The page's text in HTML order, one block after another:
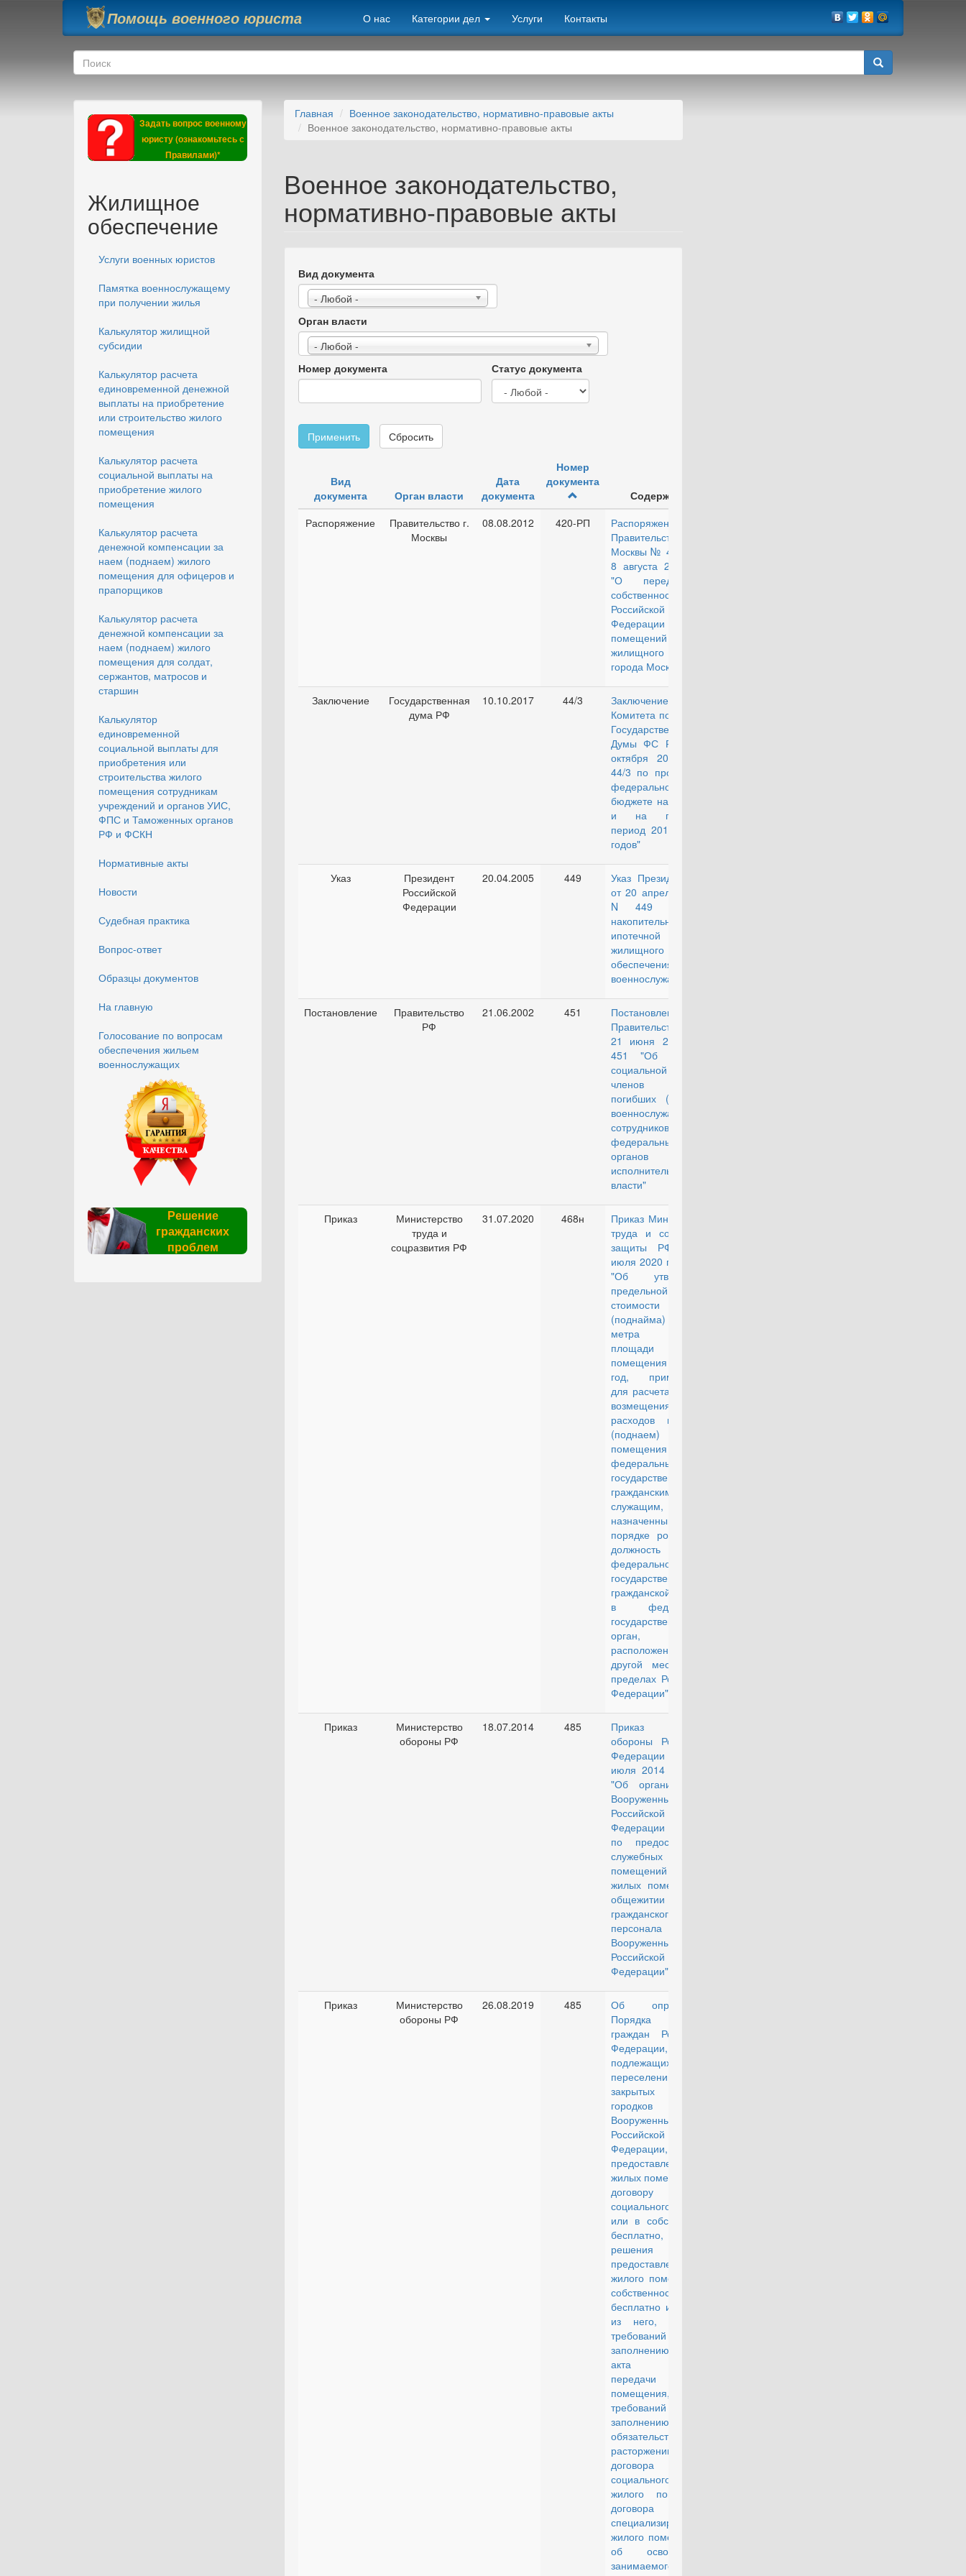
Перейти к основному содержанию
Помощь военного юриста О нас Категории дел Услуги Контакты
Форма поиска
Поиск
Задать вопрос военному
юристу (ознакомьтесь с
Правилами)*
Жилищное
обеспечение
Услуги военных юристов
Памятка военнослужащему
при получении жилья
Калькулятор жилищной
субсидии
Калькулятор расчета
единовременной денежной
выплаты на приобретение
или строительство жилого
помещения
Калькулятор расчета
социальной выплаты на
приобретение жилого
помещения
Калькулятор расчета
денежной компенсации за
наем (поднаем) жилого
помещения для офицеров и
прапорщиков
Калькулятор расчета
денежной компенсации за
наем (поднаем) жилого
помещения для солдат,
сержантов, матросов и
старшин
Калькулятор
единовременной
социальной выплаты для
приобретения или
строительства жилого
помещения сотрудникам
учреждений и органов УИС,
ФПС и Таможенных органов
РФ и ФСКН
Нормативные акты
Новости
Судебная практика
Вопрос-ответ
Образцы документов
На главную
Голосование по вопросам
обеспечения жильем
военнослужащих
Решение
гражданских
проблем
Главная
Военное законодательство, нормативно-правовые акты
Военное законодательство, нормативно-правовые акты
Военное законодательство,
нормативно-правовые акты
Вид документа
- Любой -
Орган власти
- Любой -
Номер документа
Статус документа
Применить Сбросить
Вид
документа
Орган власти
Дата
документа
Номер
документа
Содержимое
Распоряжение
Правительство г.
Москвы
08.08.2012 420-РП
Распоряжение
Правительства
Москвы № 420-РП от
8 августа 2012 года
"О передаче в
собственность
Российской
Федерации жилых
помещений
жилищного фонда
города Москвы"
Заключение
Государственная
дума РФ
10.10.2017 44/3
Заключение
Комитета по обороне
Государственной
Думы ФС РФ от 10
октября 2017 г. №
44/3 по проекту " О
федеральном
бюджете на 2018 год
и на плановый
период 2019 и 2020
годов"
Указ
Президент
Российской
Федерации
20.04.2005 449
Указ Президента РФ
от 20 апреля 2005 г.
N 449 "Вопросы
накопительно-
ипотечной системы
жилищного
обеспечения
военнослужащих"
Постановление
Правительство
РФ
21.06.2002 451
Постановление
Правительства РФ от
21 июня 2002 г. N
451 "Об усилении
социальной защиты
членов семей
погибших (умерших)
военнослужащих и
сотрудников
федеральных
органов
исполнительной
власти"
Приказ
Министерство
труда и
соцразвития РФ
31.07.2020 468н
Приказ Министерства
труда и социальной
защиты РФ от 31
июля 2020 г. № 468н
"Об утверждении
предельной
стоимости найма
(поднайма) 1 кв.
метра общей
площади жилого
помещения на 2021
год, применяемой
для расчета размера
возмещения
расходов на наем
(поднаем) жилого
помещения
федеральным
государственным
гражданским
служащим,
назначенным в
порядке ротации на
должность
федеральной
государственной
гражданской службы
в федеральный
государственный
орган,
расположенный в
другой местности в
пределах Российской
Федерации"
Приказ
Министерство
обороны РФ
18.07.2014 485
Приказ Министра
обороны Российской
Федерации от 18
июля 2014 г. N 485
"Об организации в
Вооруженных Силах
Российской
Федерации работы
по предоставлению
служебных жилых
помещений или
жилых помещений в
общежитии лицам
гражданского
персонала
Вооруженных Сил
Российской
Федерации"
Приказ
Министерство
обороны РФ
26.08.2019 485
Об определении
Порядка учета
граждан Российской
Федерации,
подлежащих
переселению из
закрытых военных
городков
Вооруженных Сил
Российской
Федерации, и
предоставления им
жилых помещений по
договору
социального найма
или в собственность
бесплатно, формы
решения о
предоставлении
жилого помещения в
собственность
бесплатно и выписки
из него, а также
требований к их
заполнению, формы
акта приема-
передачи жилого
помещения, а также
требований к ее
заполнению, формы
обязательства о
расторжении
договора
социального найма
жилого помещения,
договора найма
специализированного
жилого помещения и
об освобождении
занимаемого жилого